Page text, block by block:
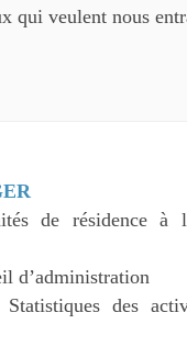
qui veulent nous
de résidence à
d’administration
des